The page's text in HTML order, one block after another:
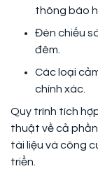
thông báo
Đèn chiếu
đêm.
Các loại
chính xác.
Quy trình tích
thuật về cả
tài liệu và công
triển.